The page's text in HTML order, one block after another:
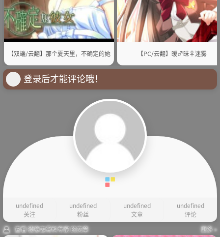
【双端/云翻】那个夏天里，不确定的她 【PC/云翻】暧♂昧♀迷雾
登录后才能评论哦！
undefined
关注
undefined
粉丝
undefined
文章
undefined
评论
查看 德意志骨科专家 的文章
更多 »